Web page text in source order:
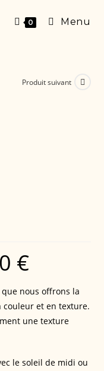
0 Menu
Produit suivant
€
nous offrons la
et en texture.
une texture
le soleil de midi ou